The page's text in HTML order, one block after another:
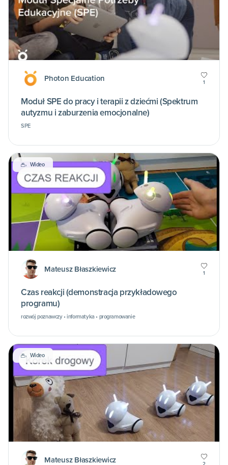
Photon Education 1
Moduł SPE do pracy i terapii z dziećmi (Spektrum
autyzmu i zaburzenia emocjonalne)
SPE
Wideo
Mateusz Błaszkiewicz 1
Czas reakcji (demonstracja przykładowego
programu)
rozwój poznawczy • informatyka • programowanie
Wideo
Mateusz Błaszkiewicz